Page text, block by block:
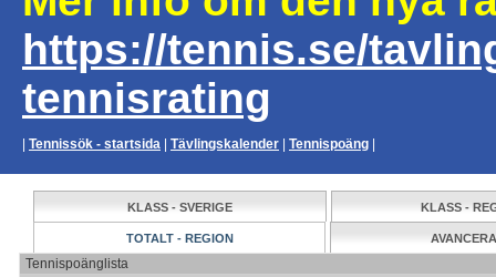
https://tennis.se/
tennisrating
Tennissök - startsida Tävlingskalender Tennispoäng
KLASS - SVERIGE KLASS -
TOTALT - REGION
Tennispoänglista